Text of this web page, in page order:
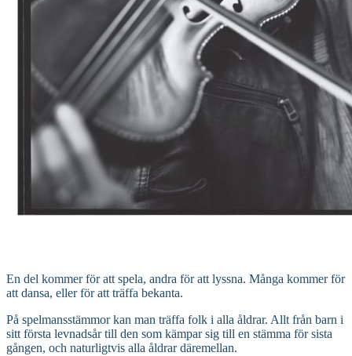
En del kommer för att spela, andra för att lyssna. Många kommer för
att dansa, eller för att träffa bekanta.
På spelmansstämmor kan man träffa folk i alla åldrar. Allt från barn i
sitt första levnadsår till den som kämpar sig till en stämma för sista
gången, och naturligtvis alla åldrar däremellan.